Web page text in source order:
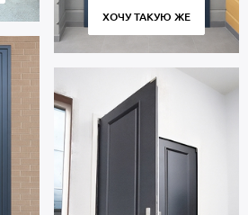
ХОЧУ ТАКУЮ ЖЕ